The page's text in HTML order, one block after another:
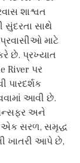
શાશ્વત
સુંદરતા સાથે
માટે
છે. પ્રખ્યાત
River પર
આવી છે.
અને
એક સરળ, સમૃદ્ધ
ખાતરી આપે છે,